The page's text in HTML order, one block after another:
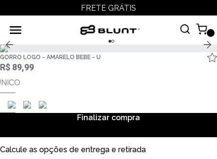
FRETE GRÁTIS
GORRO LOGO - AMARELO BEBE - U
R$ 89,99
Finalizar compra
Calcule as opções de entrega e retirada